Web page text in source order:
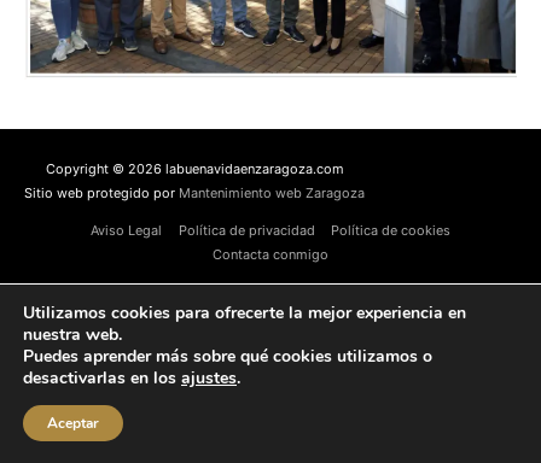
Copyright © 2026 labuenavidaenzaragoza.com
Sitio web protegido por Mantenimiento web Zaragoza
Aviso Legal Política de privacidad
Política de cookies
Contacta conmigo
Utilizamos cookies para ofrecerte la mejor experiencia en
nuestra web.
Puedes aprender más sobre qué cookies utilizamos o
desactivarlas en los ajustes.
Aceptar